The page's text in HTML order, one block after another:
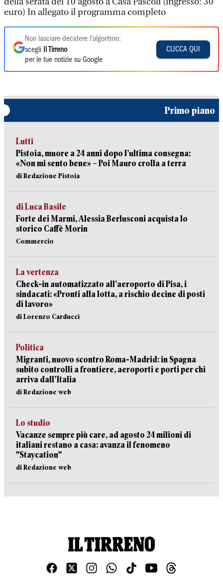
euro) In allegato il programma completo
Non lasciare decidere l'algoritmo:
scegli
Il Tirreno
per le tue notizie su Google
CLICCA QUI
Primo piano
Lutti
Pistoia, muore a 24 anni dopo l’ultima consegna:
«Non mi sento bene» – Poi Mauro crolla a terra
di Redazione Pistoia
di Luca Basile
Forte dei Marmi, Alessia Berlusconi acquista lo
storico Caffè Morin
Commercio
La vertenza
Check-in automatizzato all’aeroporto di Pisa, i
sindacati: «Pronti alla lotta, a rischio decine di posti
di lavoro»
di Lorenzo Carducci
Politica
Migranti, nuovo scontro Roma-Madrid: in Spagna
subito controlli a frontiere, aeroporti e porti per chi
arriva dall’Italia
di Redazione web
Lo studio
Vacanze sempre più care, ad agosto 24 milioni di
italiani restano a casa: avanza il fenomeno
"Staycation"
di Redazione web